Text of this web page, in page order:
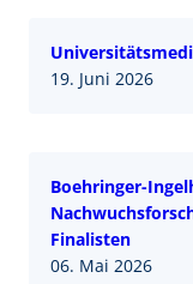
19. Juni 2026
Boehringer-
Finalisten
06. Mai 2026